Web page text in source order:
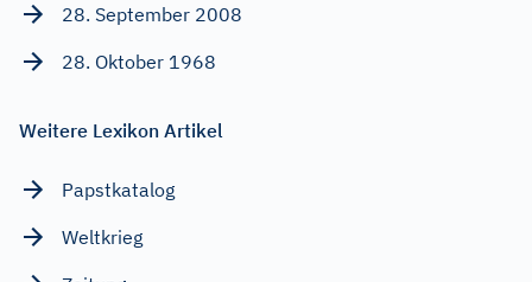
28. September 2008
28. Oktober 1968
Weitere Lexikon Artikel
Papstkatalog
Weltkrieg